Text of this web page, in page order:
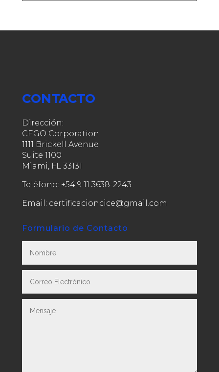
CONTACTO
Dirección:
CEGO Corporation
1111 Brickell Avenue
Suite 1100
Miami, FL 33131
Teléfono: +54 9 11 3638-2243
Email: certificacioncice@gmail.com
Formulario de Contacto